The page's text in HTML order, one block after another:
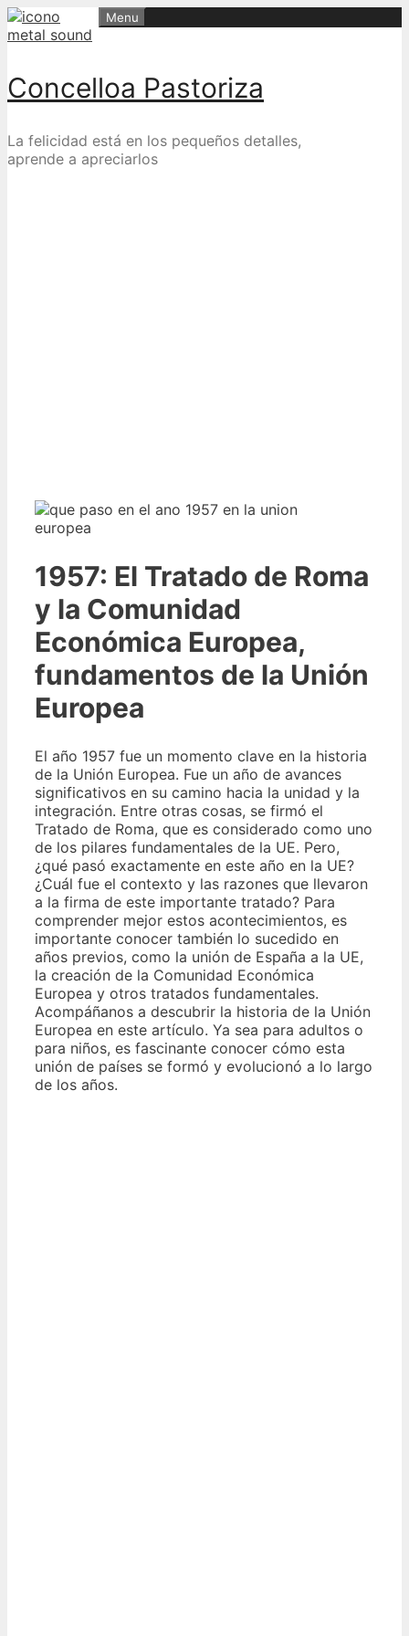
Skip
to
Concelloa Pastoriza
La felicidad está en los pequeños detalles,
aprende a apreciarlos
Menu
1957: El Tratado de Roma
y la Comunidad
Económica Europea,
fundamentos de la Unión
Europea
El año 1957 fue un momento clave en la historia
de la Unión Europea. Fue un año de avances
significativos en su camino hacia la unidad y la
integración. Entre otras cosas, se firmó el
Tratado de Roma, que es considerado como uno
de los pilares fundamentales de la UE. Pero,
¿qué pasó exactamente en este año en la UE?
¿Cuál fue el contexto y las razones que llevaron
a la firma de este importante tratado? Para
comprender mejor estos acontecimientos, es
importante conocer también lo sucedido en
años previos, como la unión de España a la UE,
la creación de la Comunidad Económica
Europea y otros tratados fundamentales.
Acompáñanos a descubrir la historia de la Unión
Europea en este artículo. Ya sea para adultos o
para niños, es fascinante conocer cómo esta
unión de países se formó y evolucionó a lo largo
de los años.